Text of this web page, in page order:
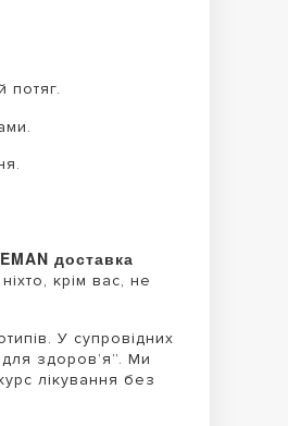
потяг.
доставка
крім вас, не
У супровідних
здоров’я”. Ми
лікування без